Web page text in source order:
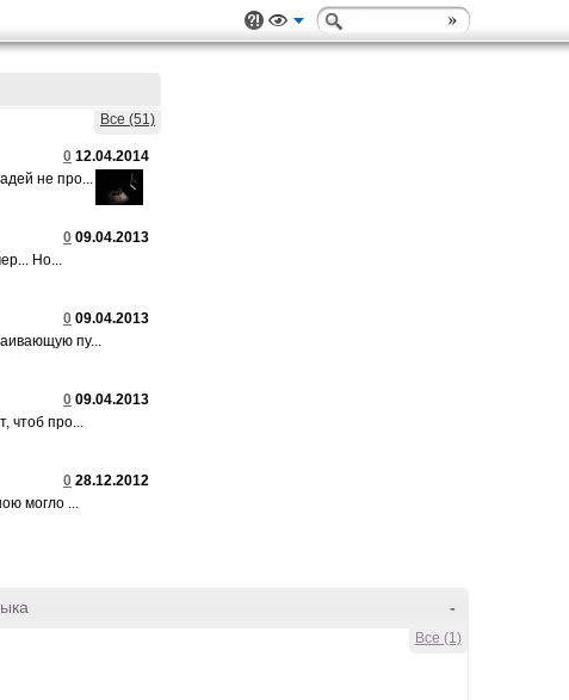
Все (51)
0 12.04.2014
не про...
0 09.04.2013
Но...
0 09.04.2013
пу...
0 09.04.2013
чтоб про...
0 28.12.2012
могло ...
-
Все (1)